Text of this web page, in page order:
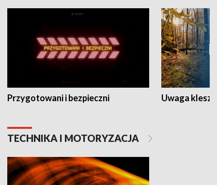
Przygotowani i bezpieczni Uwaga
TECHNIKA I MOTORYZACJA